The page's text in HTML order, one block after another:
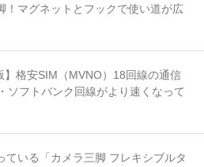
！マグネットとフックで使い道が広
】格安SIM（MVNO）18回線の通信
フトバンク回線がより速くなって
ている「カメラ三脚 フレキシブルタ